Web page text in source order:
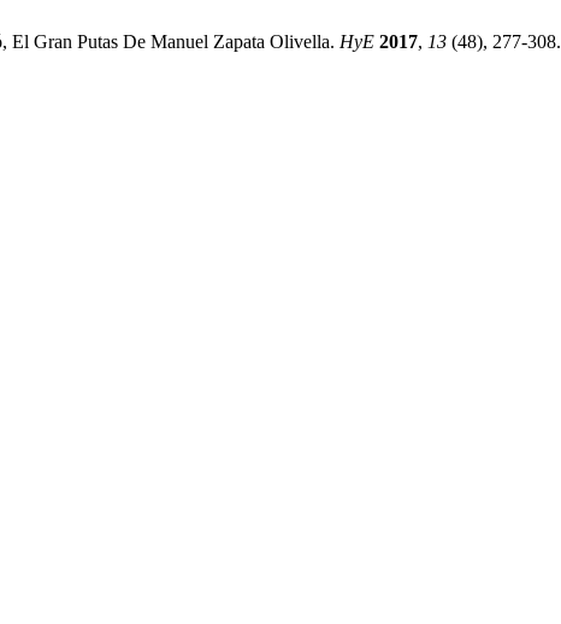
El Gran Putas De Manuel Zapata Olivella. HyE 2017, 13 (48), 277-308.